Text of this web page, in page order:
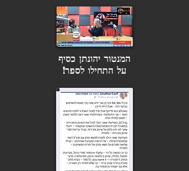
המנטור יהונתן כסיף
על התחילו לספר!